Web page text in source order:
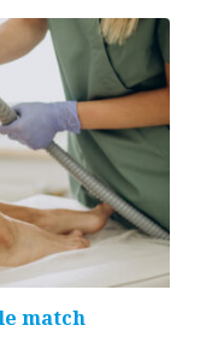
match